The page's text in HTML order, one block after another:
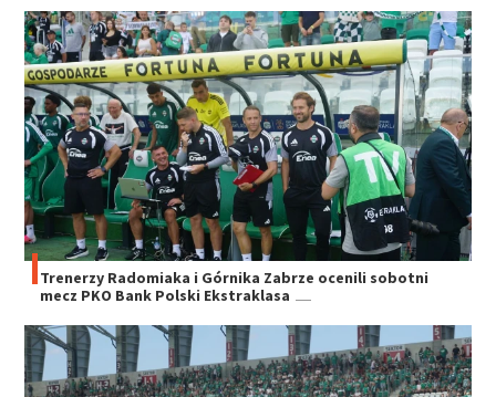
Trenerzy Radomiaka i Górnika Zabrze ocenili sobotni
mecz PKO Bank Polski Ekstraklasa